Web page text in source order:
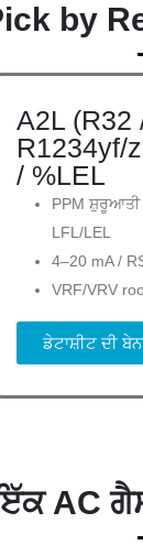
by
A2L (R32
R1234yf/
/ %LEL
PPM ਸ਼ੁਰੂਆਤੀ
LFL/LEL
4–20 mA /
VRF/VRV
ਡੇਟਾਸ਼ੀਟ ਦੀ
AC